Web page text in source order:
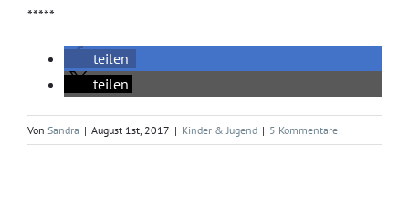
*****
teilen
teilen
Von Sandra | August 1st, 2017 | Kinder & Jugend | 5 Kommentare